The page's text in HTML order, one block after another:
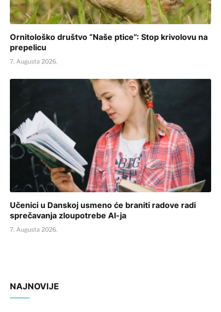
Ornitološko društvo “Naše ptice”: Stop krivolovu na
prepelicu
7. Augusta 2026.
Učenici u Danskoj usmeno će braniti radove radi
sprečavanja zloupotrebe AI-ja
7. Augusta 2026.
NAJNOVIJE